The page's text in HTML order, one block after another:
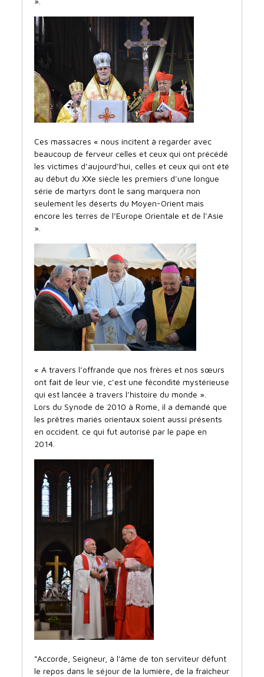
Ces massacres « nous incitent à regarder avec
beaucoup de ferveur celles et ceux qui ont précédé
les victimes d’aujourd’hui, celles et ceux qui ont été
au début du XXe siècle les premiers d’une longue
série de martyrs dont le sang marquera non
seulement les déserts du Moyen-Orient mais
encore les terres de l’Europe Orientale et de l’Asie
».
« A travers l’offrande que nos frères et nos sœurs
ont fait de leur vie, c’est une fécondité mystérieuse
qui est lancée à travers l’histoire du monde ».
Lors du Synode de 2010 à Rome, il a demandé que
les prêtres mariés orientaux soient aussi présents
en occident. ce qui fut autorisé par le pape en
2014.
"Accorde, Seigneur, à l'âme de ton serviteur défunt
le repos dans le séjour de la lumière, de la fraîcheur